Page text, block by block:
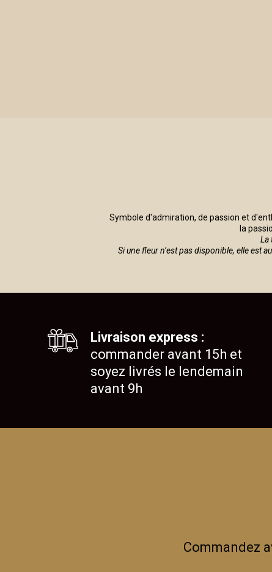
Symbole d'admiration, de passion et
la
La
Si une fleur n’est pas disponible, elle est
Livraison express :
commander avant 15h et
soyez livrés le lendemain
avant 9h
Commandez